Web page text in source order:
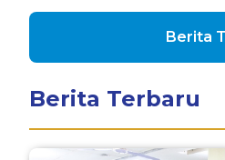
Berita
Berita Terbaru